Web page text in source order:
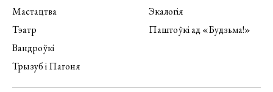
Мастацтва
Тэатр
Вандроўкі
Трызуб і Пагоня
Экалогія
Паштоўкі ад «Будзьма!»